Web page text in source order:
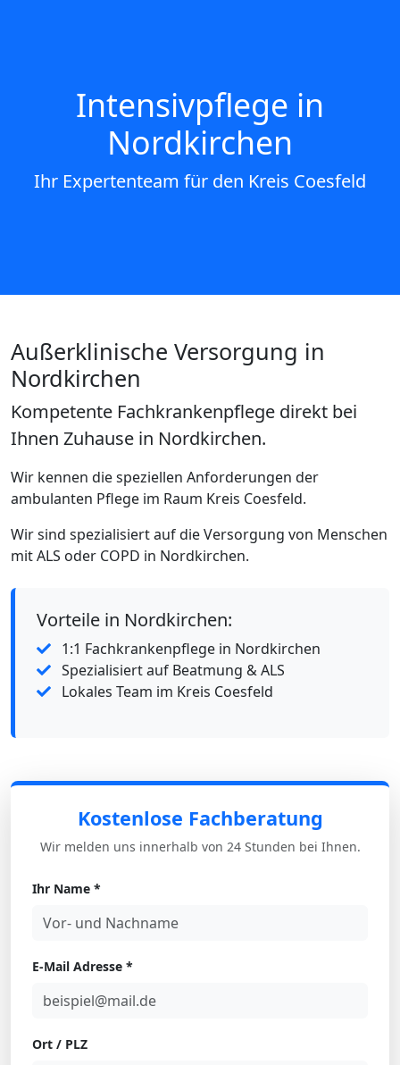
Intensivpflege in
Nordkirchen
Ihr Expertenteam für den Kreis Coesfeld
Außerklinische Versorgung in
Nordkirchen
Kompetente Fachkrankenpflege direkt bei
Ihnen Zuhause in Nordkirchen.
Wir kennen die speziellen Anforderungen der
ambulanten Pflege im Raum Kreis Coesfeld.
Wir sind spezialisiert auf die Versorgung von Menschen
mit ALS oder COPD in Nordkirchen.
Vorteile in Nordkirchen:
1:1 Fachkrankenpflege in Nordkirchen
Spezialisiert auf Beatmung & ALS
Lokales Team im Kreis Coesfeld
Kostenlose Fachberatung
Wir melden uns innerhalb von 24 Stunden bei Ihnen.
Ihr Name *
E-Mail Adresse *
Ort / PLZ